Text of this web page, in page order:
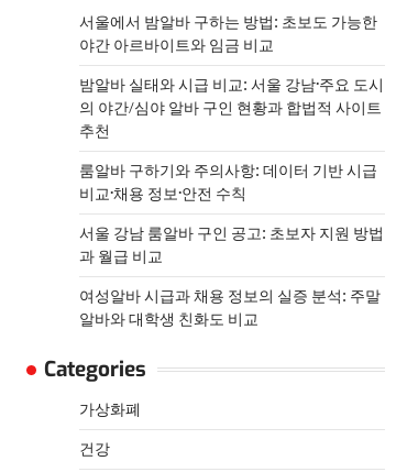
서울에서 밤알바 구하는 방법: 초보도 가능한
야간 아르바이트와 임금 비교
밤알바 실태와 시급 비교: 서울 강남·주요 도시
의 야간/심야 알바 구인 현황과 합법적 사이트
추천
룸알바 구하기와 주의사항: 데이터 기반 시급
비교·채용 정보·안전 수칙
서울 강남 룸알바 구인 공고: 초보자 지원 방법
과 월급 비교
여성알바 시급과 채용 정보의 실증 분석: 주말
알바와 대학생 친화도 비교
Categories
가상화폐
건강